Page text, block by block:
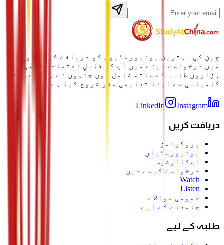
چین کی بہترین یونیورسٹیوں کو دریافت کرنے اور ان
میں درخواست دینے میں آپ کا قابلِ اعتماد ساتھی۔
ہزاروں طلبہ کے ساتھ شامل ہوں جنہوں نے ہمارے ساتھ
کامیابی سے اپنا تعلیمی سفر شروع کیا ہے۔
LinkedIn Instagram
دریافت کریں
پروگرامز
یونیورسٹیاں
اسکالرشپس
درخواست کیسے دیں
Watch
Listen
عمومی سوالات
جامعات کے لیے
طلبہ کے لیے